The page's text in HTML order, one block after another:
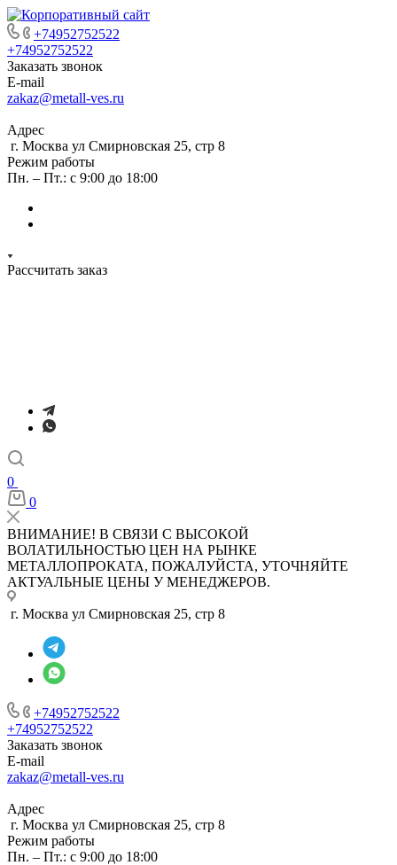
+74952752522
+74952752522
Заказать звонок
E-mail
zakaz@metall-ves.ru
Адрес
г. Москва ул Смирновская 25, стр 8
Режим работы
Пн. – Пт.: с 9:00 до 18:00
Рассчитать заказ
0
0
ВНИМАНИЕ! В СВЯЗИ С ВЫСОКОЙ
ВОЛАТИЛЬНОСТЬЮ ЦЕН НА РЫНКЕ
МЕТАЛЛОПРОКАТА, ПОЖАЛУЙСТА, УТОЧНЯЙТЕ
АКТУАЛЬНЫЕ ЦЕНЫ У МЕНЕДЖЕРОВ.
г. Москва ул Смирновская 25, стр 8
+74952752522
+74952752522
Заказать звонок
E-mail
zakaz@metall-ves.ru
Адрес
г. Москва ул Смирновская 25, стр 8
Режим работы
Пн. – Пт.: с 9:00 до 18:00